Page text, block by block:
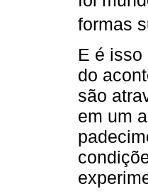
formas
E é isso
do
são
em um